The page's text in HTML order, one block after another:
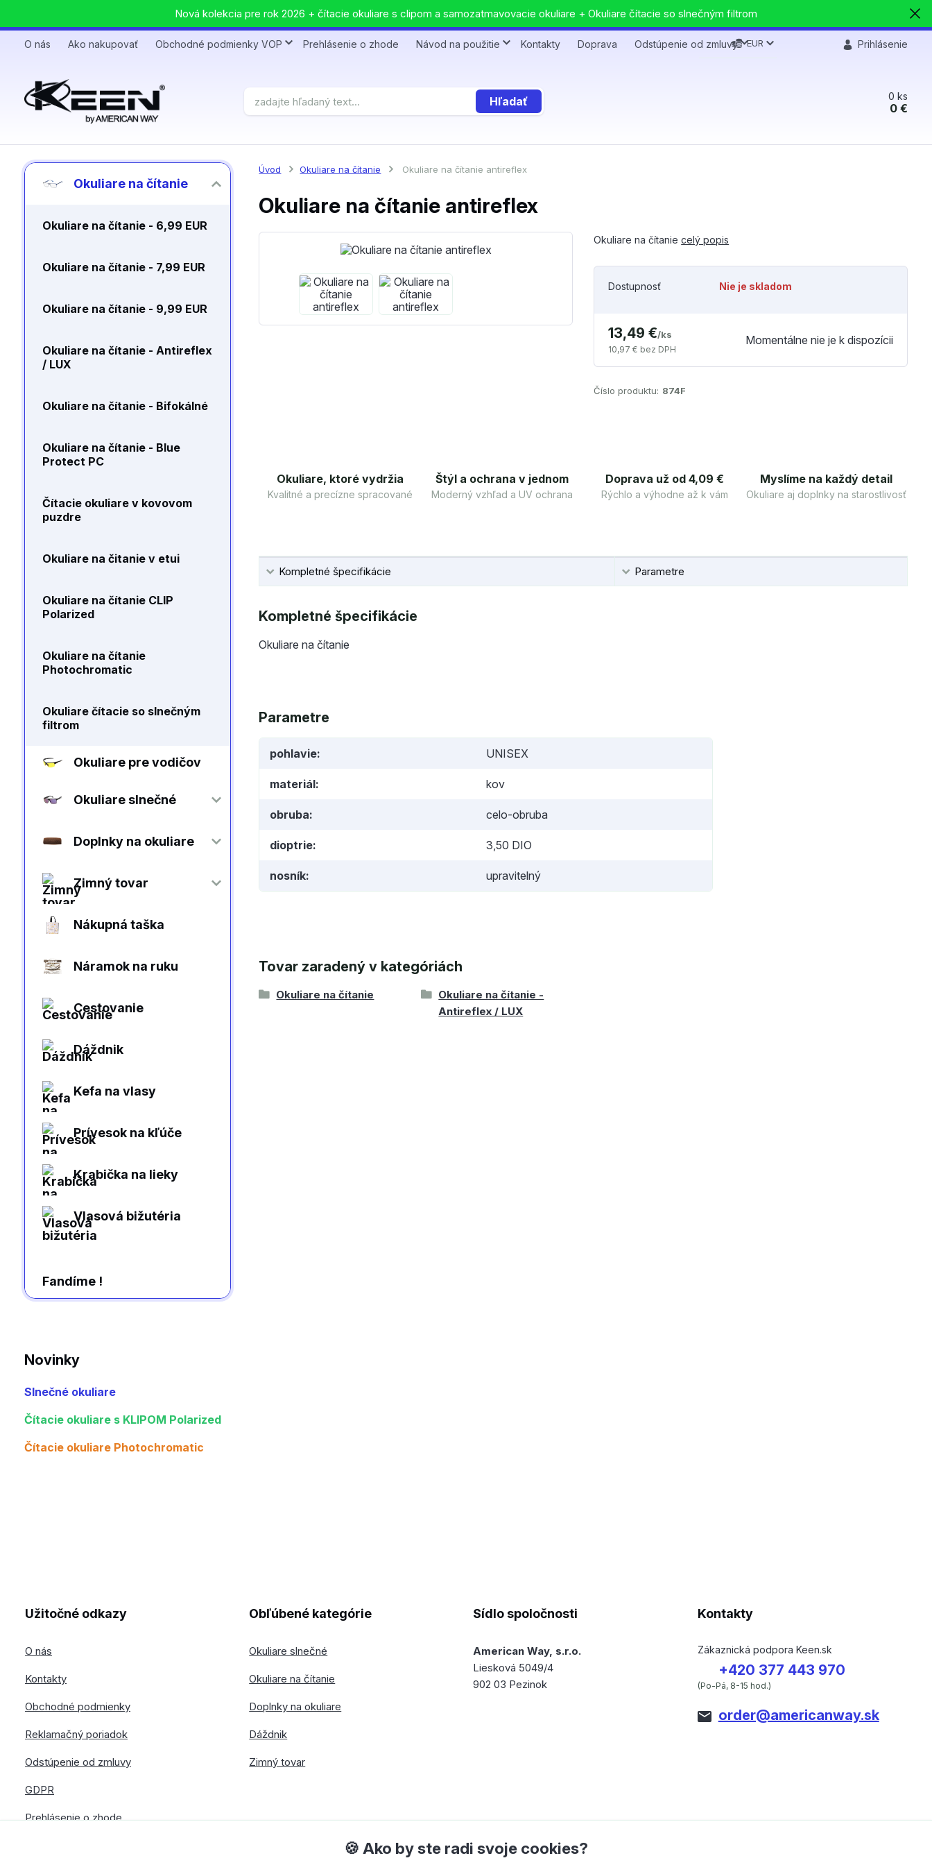
Nová kolekcia pre rok 2026 + čítacie okuliare s clipom a samozatmavovacie okuliare + Okuliare čítacie so slnečným filtrom
O nás Ako nakupovať Obchodné podmienky VOP Prehlásenie o zhode Návod na použitie Kontakty Doprava Odstúpenie od zmluvy EUR Prihlásenie
Hľadať 0 ks
0 €
Okuliare na čítanie
Okuliare na čítanie - 6,99 EUR
Okuliare na čítanie - 7,99 EUR
Okuliare na čítanie - 9,99 EUR
Okuliare na čítanie - Antireflex
/ LUX
Okuliare na čítanie - Bifokálné
Okuliare na čítanie - Blue
Protect PC
Čítacie okuliare v kovovom
puzdre
Okuliare na čitanie v etui
Okuliare na čítanie CLIP
Polarized
Okuliare na čítanie
Photochromatic
Okuliare čítacie so slnečným
filtrom
Okuliare pre vodičov
Okuliare slnečné
Doplnky na okuliare
Zimný tovar
Nákupná taška
Náramok na ruku
Cestovanie
Dáždnik
Kefa na vlasy
Prívesok na kľúče
Krabička na lieky
Vlasová bižutéria
Fandíme !
Novinky
Slnečné okuliare
Čítacie okuliare s KLIPOM Polarized
Čítacie okuliare Photochromatic
Úvod Okuliare na čítanie Okuliare na čítanie antireflex
Okuliare na čítanie antireflex
Okuliare na čítaniecelý popis
Dostupnosť Nie je skladom
13,49 €/ks
10,97 € bez DPH
Momentálne nie je k dispozícii
Číslo produktu: 874F
Okuliare, ktoré vydržia
Kvalitné a precízne spracované
Štýl a ochrana v jednom
Moderný vzhľad a UV ochrana
Doprava už od 4,09 €
Rýchlo a výhodne až k vám
Myslíme na každý detail
Okuliare aj doplnky na starostlivosť
Kompletné špecifikácie Parametre
Kompletné špecifikácie
Okuliare na čítanie
Parametre
pohlavie UNISEX
materiál kov
obruba celo-obruba
dioptrie 3,50 DIO
nosník upravitelný
Tovar zaradený v kategóriách
Okuliare na čítanie
Okuliare na čítanie -
Antireflex / LUX
Užitočné odkazy
O nás
Kontakty
Obchodné podmienky
Reklamačný poriadok
Odstúpenie od zmluvy
GDPR
Prehlásenie o zhode
Obľúbené kategórie
Okuliare slnečné
Okuliare na čítanie
Doplnky na okuliare
Dáždnik
Zimný tovar
Sídlo spoločnosti
American Way, s.r.o.
Liesková 5049/4
902 03 Pezinok
Kontakty
Zákaznická podpora Keen.sk
+420 377 443 970
(Po-Pá, 8-15 hod.)
order@americanway.sk
🍪 Ako by ste radi svoje cookies?